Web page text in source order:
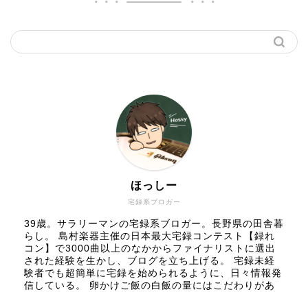
宅録系ブロガー
ほっしー
39歳。サラリーマンの宅録系ブロガー。長野県の田舎暮
らし。 島村楽器主催の日本最大宅録コンテスト【録れ
コン】で3000曲以上のなかからファイナリストに選出
された経験を生かし、ブログを立ち上げる。 宅録未経
験者でも超簡単に宅録を始められるように、日々情報発
信している。 卵かけご飯の白飯の量にはこだわりがあ